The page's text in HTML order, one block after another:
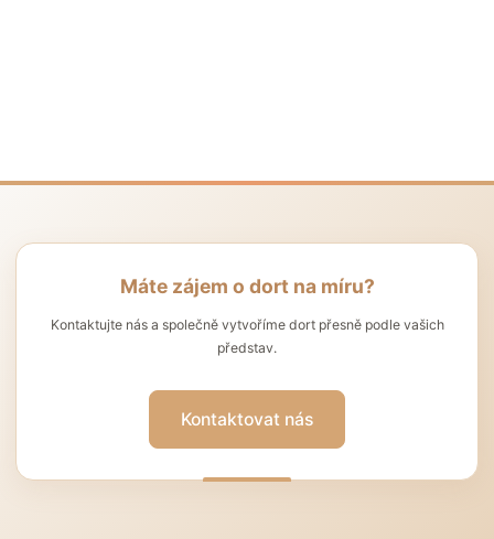
Máte zájem o dort na míru?
Kontaktujte nás a společně vytvoříme dort přesně podle vašich
představ.
Kontaktovat nás